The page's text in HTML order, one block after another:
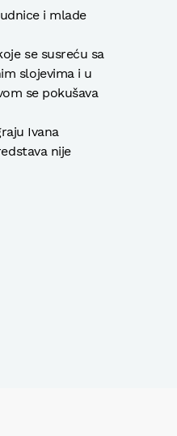
i mlade
se susreću sa
slojevima i u
se pokušava
Ivana
nije